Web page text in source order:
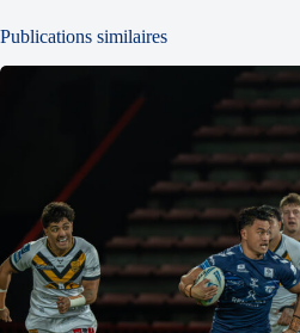
Publications similaires